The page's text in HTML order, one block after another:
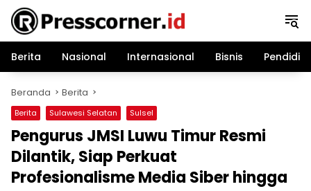
Langsung
konten
Berita
Nasional Internasional Bisnis
Beranda Berita
Berita Sulawesi Selatan Sulsel
Pengurus JMSI Luwu Timur Resmi
Dilantik, Siap Perkuat
Profesionalisme Media Siber hingga